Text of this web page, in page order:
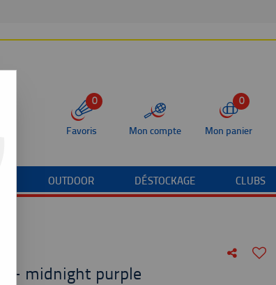
0
Favoris Mon compte
0
Mon panier
OUTDOOR DÉSTOCKAGE CLUBS
- midnight purple